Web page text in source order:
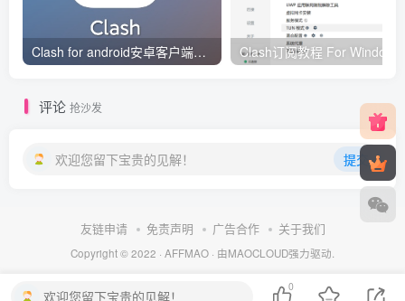
Clash for android安卓客户端保姆级新手使用教程
评论 抢沙发
欢迎您留下宝贵的见解！ 提交
友链申请 免责声明 广告合作 关于我们
Copyright © 2022 · AFFMAO · 由MAOCLOUD强力驱动.
欢迎您留下宝贵的见解！
0